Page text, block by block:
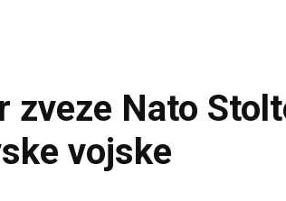
zveze Nato
vojske